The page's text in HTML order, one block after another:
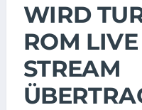
WIRD
ROM
STREAM